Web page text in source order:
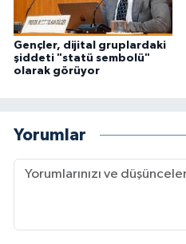
Gençler, dijital gruplardaki
şiddeti "statü sembolü"
olarak görüyor
Yorumlar
Sakarya Müftülüğü
Samsun Müftülüğü
Sinop Müftülüğü
Sivas Müftülüğü